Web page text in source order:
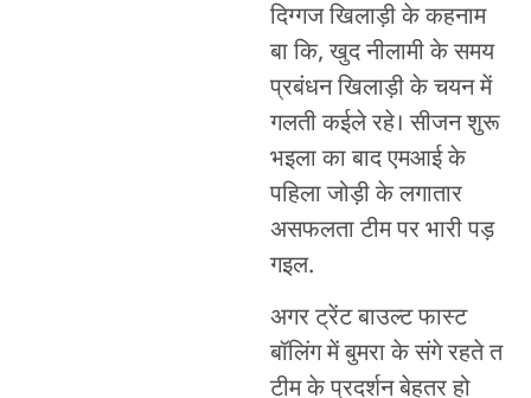
दिग्गज खिलाड़ी के कहनाम
बा कि, खुद नीलामी के समय
प्रबंधन खिलाड़ी के चयन में
गलती कईले रहे। सीजन शुरू
भइला का बाद एमआई के
पहिला जोड़ी के लगातार
असफलता टीम पर भारी पड़
गइल.
अगर ट्रेंट बाउल्ट फास्ट
बॉलिंग में बुमरा के संगे रहते त
टीम के प्रदर्शन बेहतर हो